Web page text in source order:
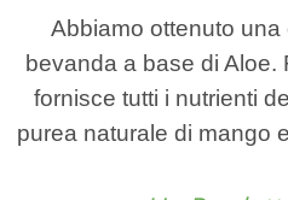
Abbiamo ottenuto
bevanda a base di
fornisce tutti i nutrienti
purea naturale di mango